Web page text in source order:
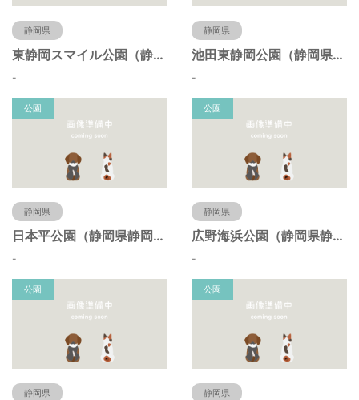
静岡県
東静岡スマイル公園（静岡県静岡市）
-
静岡県
池田東静岡公園（静岡県静岡市）
-
公園
静岡県
日本平公園（静岡県静岡市）
-
公園
静岡県
広野海浜公園（静岡県静岡市）
-
公園
静岡県
公園
静岡県